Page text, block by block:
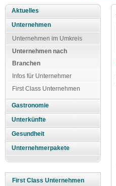
Aktuelles
Unternehmen
Unternehmen im Umkreis
Unternehmen nach
Branchen
Infos für Unternehmer
First Class Unternehmen
Gastronomie
Unterkünfte
Gesundheit
Unternehmerpakete
First Class Unternehmen